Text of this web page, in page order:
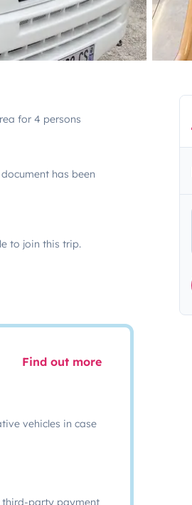
for 4 persons
has been
to join this trip.
Find out more
vehicles in case
third-party payment